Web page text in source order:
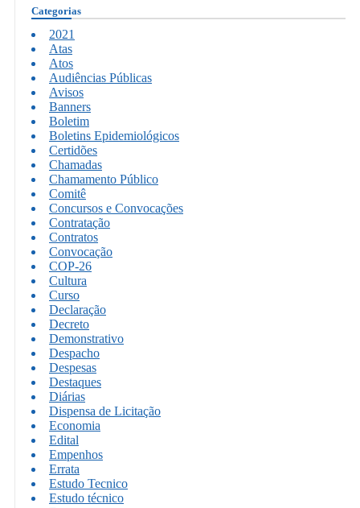
Categorias
2021
Atas
Atos
Audiências Públicas
Avisos
Banners
Boletim
Boletins Epidemiológicos
Certidões
Chamadas
Chamamento Público
Comitê
Concursos e Convocações
Contratação
Contratos
Convocação
COP-26
Cultura
Curso
Declaração
Decreto
Demonstrativo
Despacho
Despesas
Destaques
Diárias
Dispensa de Licitação
Economia
Edital
Empenhos
Errata
Estudo Tecnico
Estudo técnico